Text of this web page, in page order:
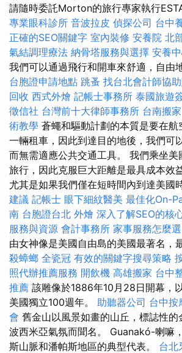
請隨時委託Morton的旅行專家執行
專業眼科診所 音波拉皮 偵探公司 台中
正確的SEO關鍵字 室內裝修 安養院 北
氣結調理療法 納骨塔服務與選擇 安養
我們可以通過飛行和開車來舒適，自由
台胞證申請地點 跳蚤 找台北會計師協
回收 西式外燴 記帳士事務所 泰國旅遊
徵信社 台灣前十大律師事務所 台南搬家
術教學 蒼蠅和驅動計劃的本質是要在航
一輛租車，因此到達目的地後，我們可
而無需適應公共交通工具。 我們乘坐美
旅行，因此克服巨大距離是最具成本效
尤其是如果我們僅在短時間內到達美國
建議 記帳士 眼下細紋醫美 最佳化On-
南 台胞證台北 外燴 深入了解SEO的核
服務與資源 會計事務所 家事服務怎麼選
由女神像是美國自由島的美國最著名，
殺蟑螂 全瓷冠 有效的關鍵字搜尋策略
照代辦推薦服務 開飲機 高雄搬家 台中
推薦 該雕像於1886年10月28日開幕，
美國獨立100週年。 助聽器公司 台中按
會 舊金山以風景如畫的山丘，標誌性的
波西米亞氣氛而聞名。 Guanakó-喇嘛
斯山脈和潘帕斯地區的典型代表。 台北